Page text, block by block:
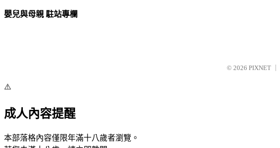
嬰兒與母親 駐站專欄
© 2026 PIXNET
⚠️
成人內容提醒
本部落格內容僅限年滿十八歲者瀏覽。